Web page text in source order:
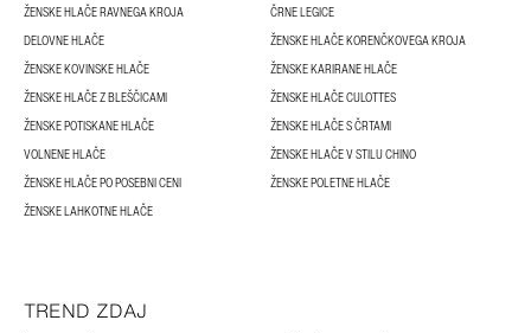
ŽENSKE HLAČE RAVNEGA KROJA
ČRNE LEGICE
DELOVNE HLAČE
ŽENSKE HLAČE KORENČKOVEGA KROJA
ŽENSKE KOVINSKE HLAČE
ŽENSKE KARIRANE HLAČE
ŽENSKE HLAČE Z BLEŠČICAMI
ŽENSKE HLAČE CULOTTES
ŽENSKE POTISKANE HLAČE
ŽENSKE HLAČE S ČRTAMI
VOLNENE HLAČE
ŽENSKE HLAČE V STILU CHINO
ŽENSKE HLAČE PO POSEBNI CENI
ŽENSKE POLETNE HLAČE
ŽENSKE LAHKOTNE HLAČE
TREND ZDAJ